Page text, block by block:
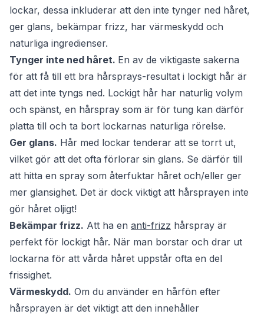
lockar, dessa inkluderar att den inte tynger ned håret,
ger glans, bekämpar frizz, har värmeskydd och
naturliga ingredienser.
Tynger inte ned håret. En av de viktigaste sakerna
för att få till ett bra hårsprays-resultat i lockigt hår är
att det inte tyngs ned. Lockigt hår har naturlig volym
och spänst, en hårspray som är för tung kan därför
platta till och ta bort lockarnas naturliga rörelse.
Ger glans. Hår med lockar tenderar att se torrt ut,
vilket gör att det ofta förlorar sin glans. Se därför till
att hitta en spray som återfuktar håret och/eller ger
mer glansighet. Det är dock viktigt att hårsprayen inte
gör håret oljigt!
Bekämpar frizz. Att ha en anti-frizz hårspray är
perfekt för lockigt hår. När man borstar och drar ut
lockarna för att vårda håret uppstår ofta en del
frissighet.
Värmeskydd. Om du använder en hårfön efter
hårsprayen är det viktigt att den innehåller